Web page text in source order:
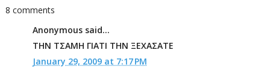
8 comments
Anonymous said...
THN ΤΣΑΜΗ ΓΙΑΤΙ ΤΗΝ ΞΕΧΑΣΑΤΕ
January 29, 2009 at 7:17 PM